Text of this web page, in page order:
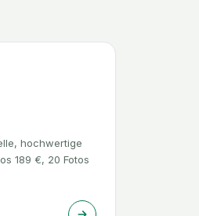
hochwertige
189 €, 20 Fotos